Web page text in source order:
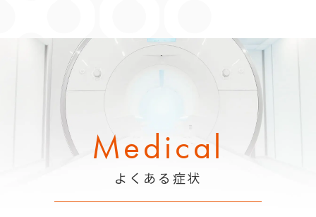
Medical
よくある症状